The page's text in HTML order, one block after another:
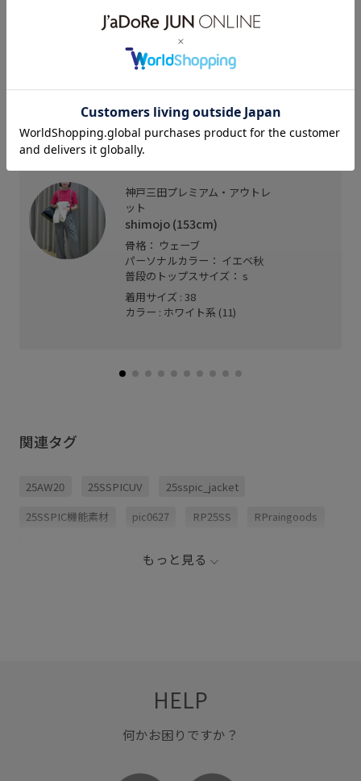
軽くて窮屈感なく着れます！
ちょっと肌寒い時にあると便利です！
神戸三田プレミアム・アウトレ
ット
shimojo (153cm)
骨格： ウェーブ
パーソナルカラー： イエベ秋
普段のトップスサイズ： s
着用サイズ : 38
カラー : ホワイト系 (11)
関連タグ
25AW20 25SSPICUV 25sspic_jacket
25SSPIC機能素材 pic0627 RP25SS RPraingoods
もっと見る
HELP
何かお困りですか？